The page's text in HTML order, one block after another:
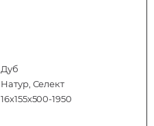
Дуб
Натур, Селект
16х155х500-1950